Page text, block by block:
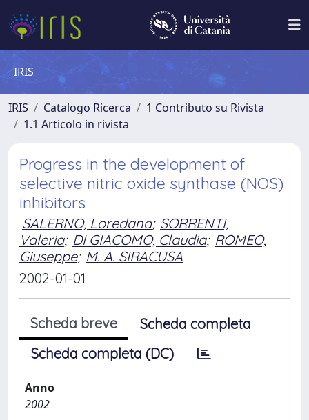
IRIS
IRIS Catalogo Ricerca
1 Contributo su Rivista
1.1 Articolo in rivista
Progress in the development of
selective nitric oxide synthase (NOS)
inhibitors
SALERNO, Loredana; SORRENTI,
Valeria; DI GIACOMO, Claudia; ROMEO,
Giuseppe; M. A. SIRACUSA
2002-01-01
Scheda breve
Scheda completa
Scheda completa (DC)
Anno
2002